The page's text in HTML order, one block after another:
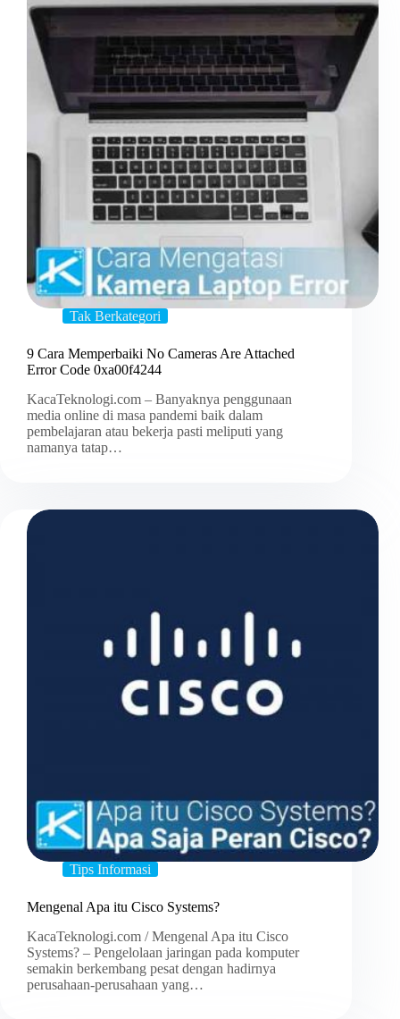
Tak Berkategori
9 Cara Memperbaiki No Cameras Are Attached
Error Code 0xa00f4244
KacaTeknologi.com – Banyaknya penggunaan
media online di masa pandemi baik dalam
pembelajaran atau bekerja pasti meliputi yang
namanya tatap…
Tips Informasi
Mengenal Apa itu Cisco Systems?
KacaTeknologi.com / Mengenal Apa itu Cisco
Systems? – Pengelolaan jaringan pada komputer
semakin berkembang pesat dengan hadirnya
perusahaan-perusahaan yang…